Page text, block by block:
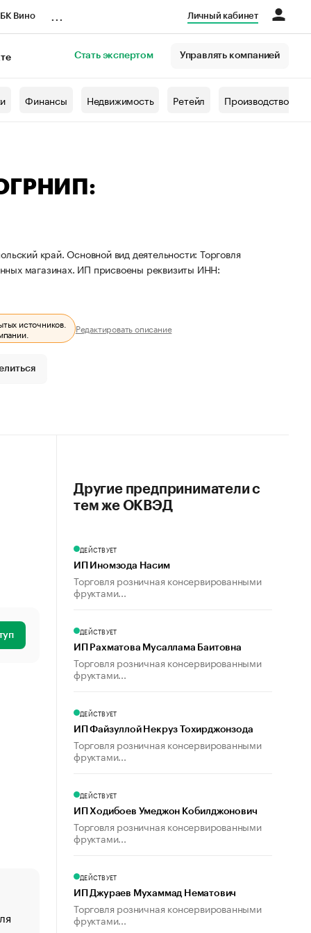
Вино Личный кабинет
Стать экспертом Управлять компанией
Финансы Недвижимость Ретейл Производство
край. Основной вид деятельности: Торговля
магазинах. ИП присвоены реквизиты ИНН:
источников.
Редактировать описание
«От спорта тело стареет иначе». Как живет глава
Другие предприниматели с
тем же ОКВЭД
ДЕЙСТВУЕТ
ИП Иномзода Насим
Торговля розничная консервированными
фруктами...
ДЕЙСТВУЕТ
ИП Рахматова Мусаллама Баитовна
Торговля розничная консервированными
фруктами...
ДЕЙСТВУЕТ
ИП Файзуллой Некруз Тохирджонзода
Торговля розничная консервированными
фруктами...
ДЕЙСТВУЕТ
ИП Ходибоев Умеджон Кобилджонович
Торговля розничная консервированными
фруктами...
ДЕЙСТВУЕТ
ИП Джураев Мухаммад Нематович
Торговля розничная консервированными
фруктами...